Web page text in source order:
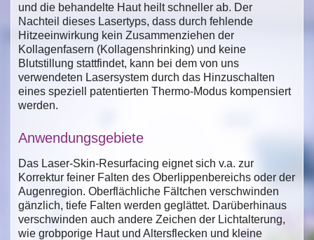
und die behandelte Haut heilt schneller ab. Der
Nachteil dieses Lasertyps, dass durch fehlende
Hitzeeinwirkung kein Zusammenziehen der
Kollagenfasern (Kollagenshrinking) und keine
Blutstillung stattfindet, kann bei dem von uns
verwendeten Lasersystem durch das Hinzuschalten
eines speziell patentierten Thermo-Modus kompensiert
werden.
Anwendungsgebiete
Das Laser-Skin-Resurfacing eignet sich v.a. zur
Korrektur feiner Falten des Oberlippenbereichs oder der
Augenregion. Oberflächliche Fältchen verschwinden
gänzlich, tiefe Falten werden geglättet. Darüberhinaus
verschwinden auch andere Zeichen der Lichtalterung,
wie grobporige Haut und Altersflecken und kleine